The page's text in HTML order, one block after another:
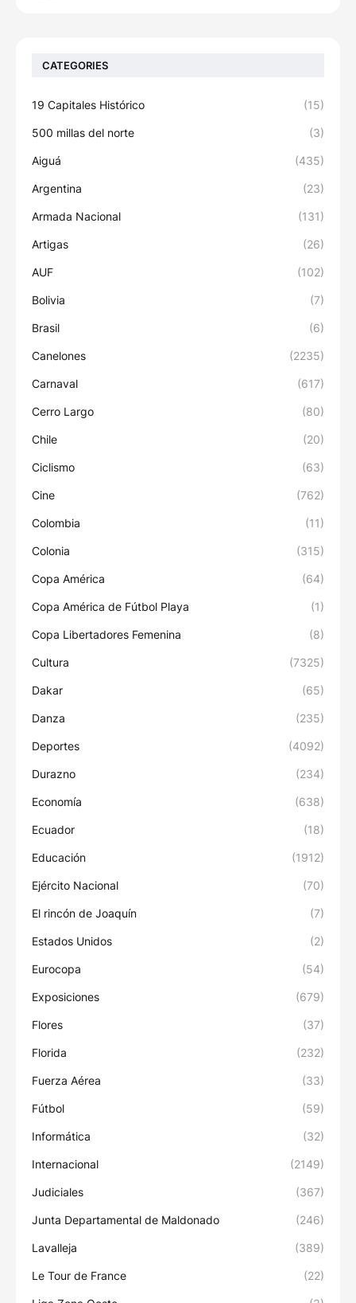
CATEGORIES
19 Capitales Histórico (15)
500 millas del norte (3)
Aiguá (435)
Argentina (23)
Armada Nacional (131)
Artigas (26)
AUF (102)
Bolivia (7)
Brasil (6)
Canelones (2235)
Carnaval (617)
Cerro Largo (80)
Chile (20)
Ciclismo (63)
Cine (762)
Colombia (11)
Colonia (315)
Copa América (64)
Copa América de Fútbol Playa (1)
Copa Libertadores Femenina (8)
Cultura (7325)
Dakar (65)
Danza (235)
Deportes (4092)
Durazno (234)
Economía (638)
Ecuador (18)
Educación (1912)
Ejército Nacional (70)
El rincón de Joaquín (7)
Estados Unidos (2)
Eurocopa (54)
Exposiciones (679)
Flores (37)
Florida (232)
Fuerza Aérea (33)
Fútbol (59)
Informática (32)
Internacional (2149)
Judiciales (367)
Junta Departamental de Maldonado (246)
Lavalleja (389)
Le Tour de France (22)